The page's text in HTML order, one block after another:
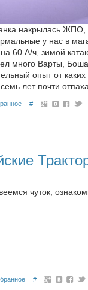
накрылась
у нас в
60 А/ч, зимой
много Варты,
опыт от
лет почти
#
чуток,
#